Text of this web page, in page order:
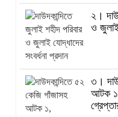
২।
ও জুলাই
৩।
আটক